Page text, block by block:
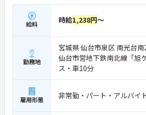
給料 時給1,238円～
勤務地
宮城県 仙台市泉区 南光台
仙台市営地下鉄南北線「旭
ス・車10分
雇用形態 非常勤・パート・アルバイ